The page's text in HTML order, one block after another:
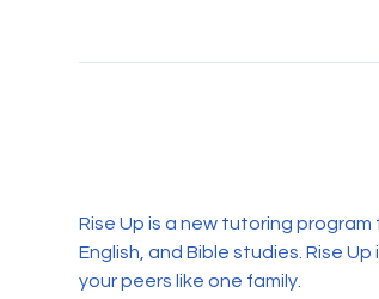
Rise Up is a new tutoring
English, and Bible studies. Rise
your peers like one family.